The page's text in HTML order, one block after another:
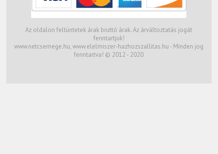
Az oldalon feltüntetek árak bruttó árak. Az árváltoztatás jogát
fenntartjuk!
www.netcsemege.hu, www.elelmiszer-hazhozszallitas.hu - Minden jog
fenntartva! © 2012 - 2020